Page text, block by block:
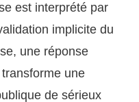
est interprété par
implicite du
une réponse
une
de sérieux